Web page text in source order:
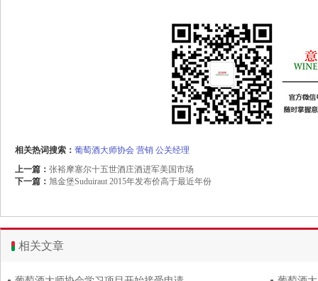
相关热词搜索： 葡萄酒大师协会 营销 公关经理
上一篇： 张裕摩塞尔十五世酒庄酒进军美国市场
下一篇： 旭金堡Suduiraut 2015年发布价高于最近年份
相关文章